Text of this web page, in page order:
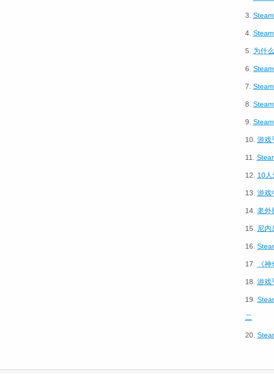
3.
4.
5. 为什
6.
7.
8.
9.
10. 游戏
11.
12. 10
13. 游戏
14. 老外
15. 尼内
16.
17. 《
18. 游戏
19.
二
20.